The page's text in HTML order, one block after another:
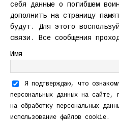
себя данные о погибшем
дополнить на страницу
будут. Для этого
связи. Все сообщения
Имя
Я подтверждаю, что
персональных данных на сайте,
на обработку персональных
использование файлов cookie.